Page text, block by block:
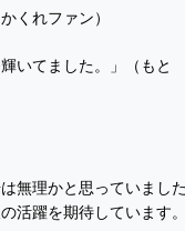
くれファン）
いてました。」（もと
無理かと思っていまし
活躍を期待しています